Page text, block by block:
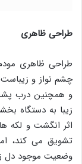
طراحی ظاهری
چشم نواز و زیباست.
و همچنین درب
زیبا به دستگاه
اثر انگشت و لکه
تشویق می کند،
وضعیت موجود دل